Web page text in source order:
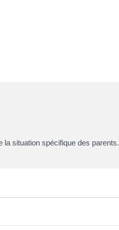
la situation spécifique des parents.